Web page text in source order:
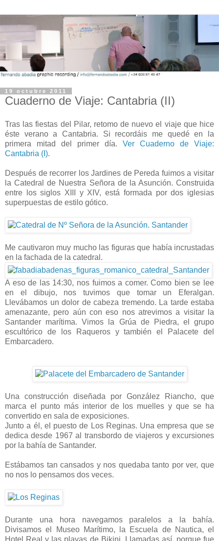
19 octubre 2011
Cuaderno de Viaje: Cantabria (II)
Tras las fiestas del Pilar, retomo de nuevo el viaje que hice
éste verano a Cantabria. Si recordáis me quedé en la
primera mitad del primer día. Ver Cuaderno de Viaje:
Cantabria (I).
Después de recorrer los Jardines de Pereda fuimos a visitar
la Catedral de Nuestra Señora de la Asunción. Construida
entre los siglos XIII y XIV, está formada por dos iglesias
superpuestas de estilo gótico.
Me cautivaron muy mucho las figuras que había incrustadas
en la fachada de la catedral.
A eso de las 14:30, nos fuimos a comer. Como bien se lee
en el dibujo, nos tuvimos que tomar un Eferalgan.
Llevábamos un dolor de cabeza tremendo. La tarde estaba
amenazante, pero aún con eso nos atrevimos a visitar la
Santander marítima. Vimos la Grúa de Piedra, el grupo
escultórico de los Raqueros y también el Palacete del
Embarcadero.
Una construcción diseñada por González Riancho, que
marca el punto más interior de los muelles y que se ha
convertido en sala de exposiciones.
Junto a él, el puesto de Los Reginas. Una empresa que se
dedica desde 1967 al transbordo de viajeros y excursiones
por la bahía de Santander.
Estábamos tan cansados y nos quedaba tanto por ver, que
no nos lo pensamos dos veces.
Durante una hora navegamos paralelos a la bahía.
Divisamos el Museo Marítimo, la Escuela de Nautica, el
Hotel Real y las playas de Bikini. Llamadas así, porque fue